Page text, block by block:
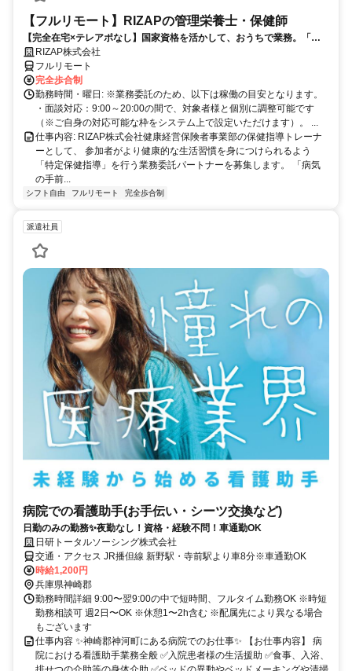
【フルリモート】RIZAPの管理栄養士・保健師
【完全在宅×テレアポなし】国家資格を活かして、おうちで業務。「も
う一つの安心」を。主婦・Wワーカー活躍中！「平日の日中だけ」「夕
方以降の数時間だけ」など、生活リズムに合わせた時間調整が可能で
す。1件ごとの成果報酬型だから、頑張った分だけ手応えのある収入
に。充実のサポート体制で、安心の在宅ワークを始めませんか？
RIZAP株式会社
フルリモート
完全歩合制
勤務時間・曜日: ※業務委託のため、以下は稼働の目安となります。
・面談対応：9:00～20:00の間で、対象者様と個別に調整可能です
（※ご自身の対応可能な枠をシステム上で設定いただけます）。 ...
仕事内容: RIZAP株式会社健康経営保険者事業部の保健指導トレーナ
ーとして、 参加者がより健康的な生活習慣を身につけられるよう
「特定保健指導」を行う業務委託パートナーを募集します。 「病気
の手前...
シフト自由 フルリモート 完全歩合制
派遣社員
病院での看護助手(お手伝い・シーツ交換など)
日勤のみの勤務✨夜勤なし！資格・経験不問！車通勤OK
日研トータルソーシング株式会社
交通・アクセス JR播但線 新野駅・寺前駅より車8分※車通勤OK
時給1,200円
兵庫県神崎郡
勤務時間詳細 9:00〜翌9:00の中で短時間、フルタイム勤務OK ※時短
勤務相談可 週2日〜OK ※休憩1〜2h含む ※配属先により異なる場合
もございます
仕事内容 ✨神崎郡神河町にある病院でのお仕事✨ 【お仕事内容】 病
院における看護助手業務全般 ✅入院患者様の生活援助 ✅食事、入浴、